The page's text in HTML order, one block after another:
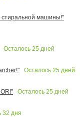
стиральной машины!"
Осталось 25 дней
Осталось 25 дней
Осталось 25 дней
32 дня